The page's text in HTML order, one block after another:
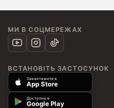
МИ В СОЦМЕРЕЖАХ
ВСТАНОВІТЬ ЗАСТОСУНОК
Завантажити в
App Store
Доступно в
Google Play